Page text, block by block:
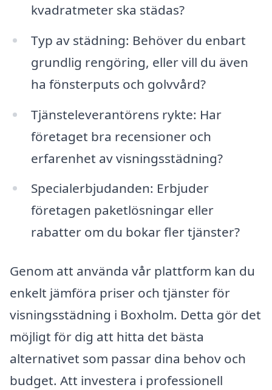
kvadratmeter ska städas?
Typ av städning: Behöver du enbart
grundlig rengöring, eller vill du även
ha fönsterputs och golvvård?
Tjänsteleverantörens rykte: Har
företaget bra recensioner och
erfarenhet av visningsstädning?
Specialerbjudanden: Erbjuder
företagen paketlösningar eller
rabatter om du bokar fler tjänster?
Genom att använda vår plattform kan du
enkelt jämföra priser och tjänster för
visningsstädning i Boxholm. Detta gör det
möjligt för dig att hitta det bästa
alternativet som passar dina behov och
budget. Att investera i professionell